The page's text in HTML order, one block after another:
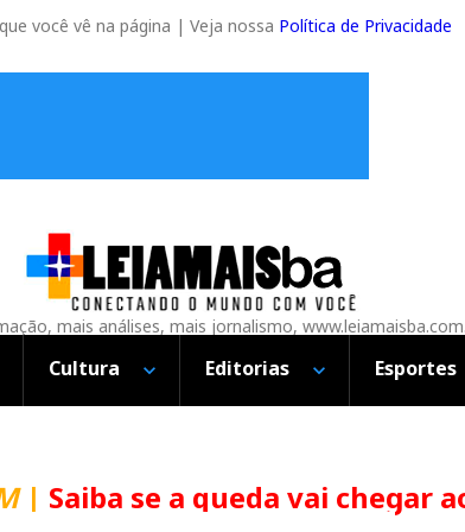
você vê na página | Veja nossa Política de Privacidade
mais análises, mais jornalismo,
Cultura Editorias Esportes
Saiba se a queda vai chegar ao